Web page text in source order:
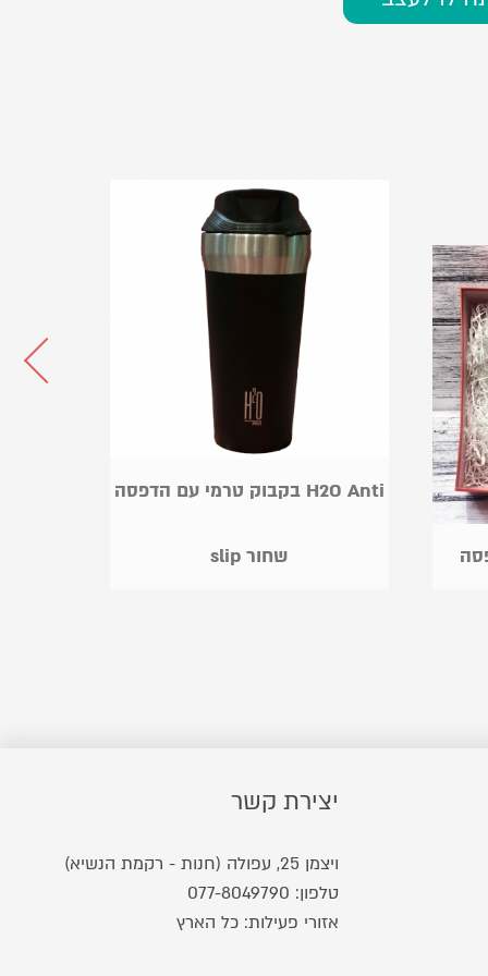
בקבוק טרמי עם הדפסה H2O Anti
slip שחור
יצירת קשר
ויצמן 25, עפולה (חנות - רקמת הנשיא)
טלפון: 077-8049790
אזורי פעילות: כל הארץ